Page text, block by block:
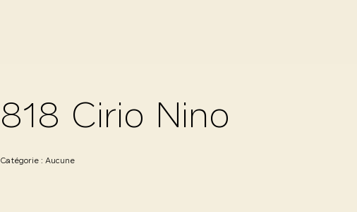
818 Cirio Nino
Catégorie : Aucune